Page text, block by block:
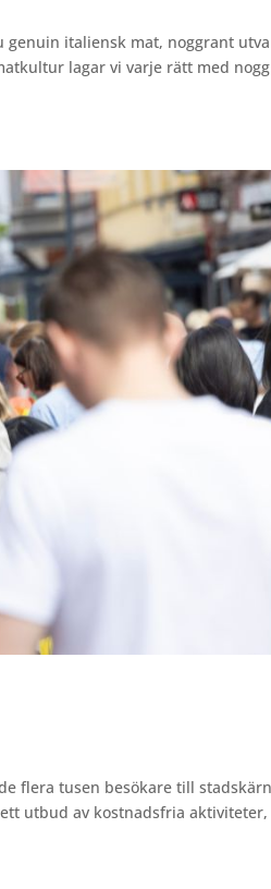
genuin italiensk mat, noggrant
lagar vi varje rätt med
flera tusen besökare till
utbud av kostnadsfria